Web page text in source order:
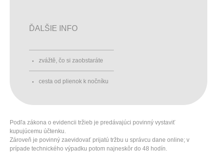
ĎALŠIE INFO
zvážtě, čo si zaobstaráte
cesta od plienok k nočníku
Podľa zákona o evidencii tržieb je predávajúci povinný vystaviť
kupujúcemu účtenku.
Zároveň je povinný zaevidovať prijatú tržbu u správcu dane online; v
prípade technického výpadku potom najneskôr do 48 hodín.